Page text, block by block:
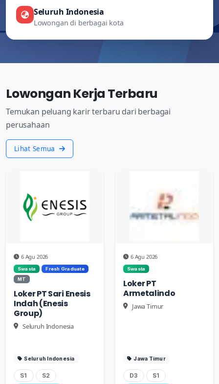
Seluruh Indonesia
Lowongan di berbagai kota
Lowongan Kerja Terbaru
Temukan peluang karir terbaru dari berbagai
perusahaan
Lihat Semua
6 Agu 2026
Swasta
Fresh Graduate
MT
Loker PT Sari Enesis
Indah (Enesis
Group)
Seluruh Indonesia
Seluruh Indonesia
S1
S2
6 Agu 2026
Swasta
Loker PT
Armetalindo
Jawa Timur
Jawa Timur
D3
S1